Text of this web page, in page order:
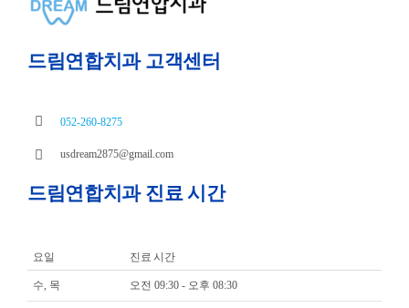
드림연합치과 고객센터
052-260-8275
usdream2875@gmail.com
드림연합치과 진료 시간
요일 진료 시간
수, 목 오전 09:30 - 오후 08:30